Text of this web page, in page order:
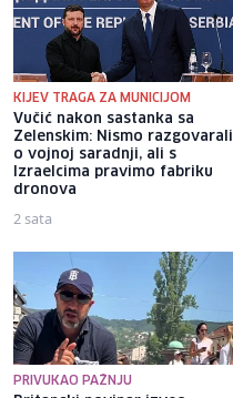
KIJEV TRAGA ZA MUNICIJOM
Vučić nakon sastanka sa
Zelenskim: Nismo razgovarali
o vojnoj saradnji, ali s
Izraelcima pravimo fabriku
dronova
2 sata
PRIVUKAO PAŽNJU